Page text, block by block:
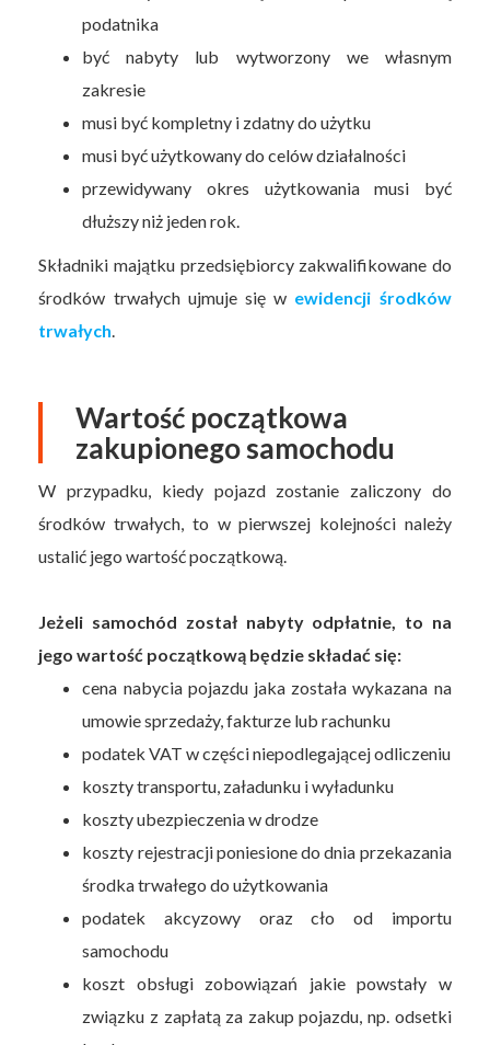
podatnika
być nabyty lub wytworzony we własnym
zakresie
musi być kompletny i zdatny do użytku
musi być użytkowany do celów działalności
przewidywany okres użytkowania musi być
dłuższy niż jeden rok.
Składniki majątku przedsiębiorcy zakwalifikowane do
środków trwałych ujmuje się w ewidencji środków
trwałych
Wartość początkowa
zakupionego samochodu
W przypadku, kiedy pojazd zostanie zaliczony do
środków trwałych, to w pierwszej kolejności należy
ustalić jego wartość początkową.
Jeżeli samochód został nabyty odpłatnie, to na
jego wartość początkową będzie składać się:
cena nabycia pojazdu jaka została wykazana na
umowie sprzedaży, fakturze lub rachunku
podatek VAT w części niepodlegającej odliczeniu
koszty transportu, załadunku i wyładunku
koszty ubezpieczenia w drodze
koszty rejestracji poniesione do dnia przekazania
środka trwałego do użytkowania
podatek akcyzowy oraz cło od importu
samochodu
koszt obsługi zobowiązań jakie powstały w
związku z zapłatą za zakup pojazdu, np. odsetki